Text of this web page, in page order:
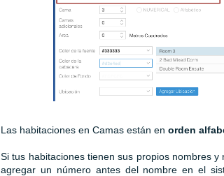
Las habitaciones en Camas están en orden
Si tus habitaciones tienen sus propios nombres
agregar un número antes del nombre en el